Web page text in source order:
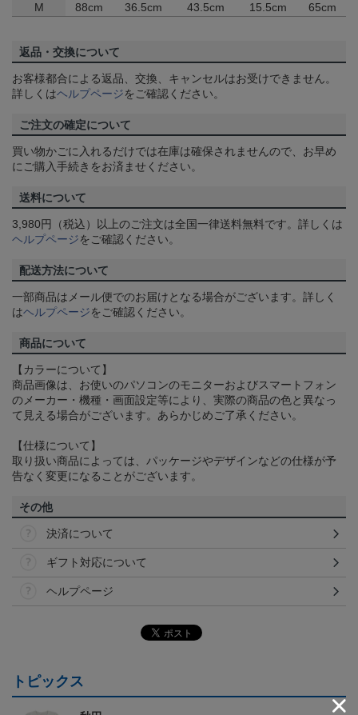
M 88cm 36.5cm 43.5cm 15.5cm 65cm
返品・交換について
お客様都合による返品、交換、キャンセルはお受けできません。
詳しくはヘルプページをご確認ください。
ご注文の確定について
買い物かごに入れるだけでは在庫は確保されませんので、お早め
にご購入手続きをお済ませください。
送料について
3,980円（税込）以上のご注文は全国一律送料無料です。詳しくは
ヘルプページをご確認ください。
配送方法について
一部商品はメール便でのお届けとなる場合がございます。詳しく
はヘルプページをご確認ください。
商品について
【カラーについて】
商品画像は、お使いのパソコンのモニターおよびスマートフォン
のメーカー・機種・画面設定等により、実際の商品の色と異なっ
て見える場合がございます。あらかじめご了承ください。
【仕様について】
取り扱い商品によっては、パッケージやデザインなどの仕様が予
告なく変更になることがございます。
その他
決済について
ギフト対応について
ヘルプページ
トピックス